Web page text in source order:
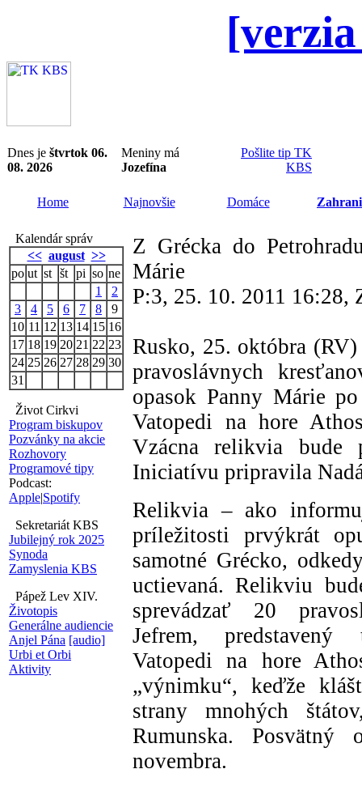
Dnes je štvrtok 06.
08. 2026
Meniny má
Jozefína
Pošlite tip TK
KBS
Home Najnovšie Domáce
Kalendár správ
<< august >>
po ut st št pi so ne
1
2
3
4 5 6 7 8
9
10 11 12 13 14 15 16
17 18 19 20 21 22 23
24 25 26 27 28 29 30
31
Život Cirkvi
Program biskupov
Pozvánky na akcie
Rozhovory
Programové tipy
Podcast:
Apple|Spotify
Sekretariát KBS
Jubilejný rok 2025
Synoda
Zamyslenia KBS
Pápež Lev XIV.
Životopis
Generálne audiencie
Anjel Pána [audio]
Urbi et Orbi
Aktivity
Z Grécka do
Márie
P:3, 25. 10. 2011 16:28,
Rusko, 25. októbra
pravoslávnych
opasok Panny Márie
Vatopedi na hore
Vzácna relikvia bude
Iniciatívu pripravila
Relikvia – ako
príležitosti prvýkrát
samotné Grécko,
uctievaná. Relikviu
sprevádzať 20
Jefrem, predstavený
Vatopedi na hore
„výnimku“, keďže
strany mnohých
Rumunska.
novembra.